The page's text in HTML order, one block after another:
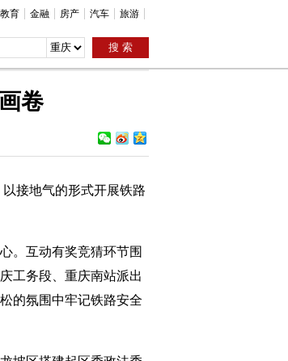
教育 金融 房产 汽车 旅游
卷
接地气的形式开展铁路
。互动有奖竞猜环节围
工务段、重庆南站派出
的氛围中牢记铁路安全